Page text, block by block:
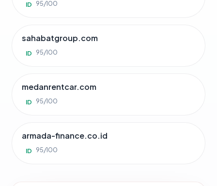
ID 95/100
sahabatgroup.com
ID 95/100
medanrentcar.com
ID 95/100
armada-finance.co.id
ID 95/100